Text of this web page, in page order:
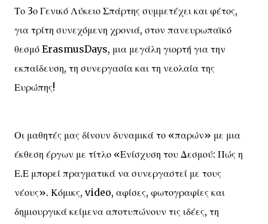
Το 3ο Γενικό Λύκειο Σπάρτης συμμετέχει και φέτος,
για τρίτη συνεχόμενη χρονιά, στον πανευρωπαϊκό
θεσμό ErasmusDays, μια μεγάλη γιορτή για την
εκπαίδευση, τη συνεργασία και τη νεολαία της
Ευρώπης!
Οι μαθητές μας δίνουν δυναμικά το «παρών» με μια
έκθεση έργων με τίτλο «Ενίσχυση του Δεσμού: Πώς η
Ε.Ε μπορεί πραγματικά να συνεργαστεί με τους
νέους». Κόμικς, video, αφίσες, φωτογραφίες και
δημιουργικά κείμενα αποτυπώνουν τις ιδέες, τη